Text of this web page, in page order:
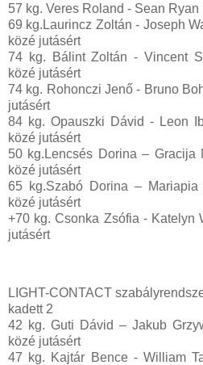
57 kg. Veres Roland - Sean
69 kg.Laurincz Zoltán - Joseph
közé jutásért
74 kg. Bálint Zoltán - Vincent
közé jutásért
74 kg. Rohonczi Jenő - Bruno
jutásért
84 kg. Opauszki Dávid - Leon
közé jutásért
50 kg.Lencsés Dorina – Gracija
közé jutásért
65 kg.Szabó Dorina –
közé jutásért
+70 kg. Csonka Zsófia - Katelyn
jutásért
LIGHT-CONTACT
kadett 2
42 kg. Guti Dávid – Jakub
közé jutásért
47 kg. Kajtár Bence - William